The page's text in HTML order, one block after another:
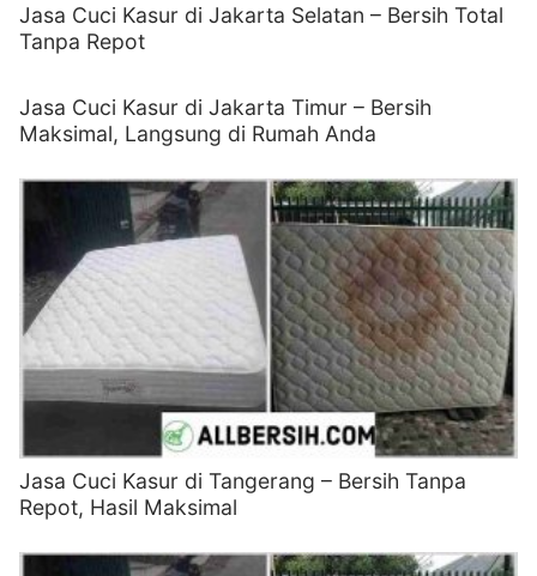
Jasa Cuci Kasur di Jakarta Selatan – Bersih Total
Tanpa Repot
Jasa Cuci Kasur di Jakarta Timur – Bersih
Maksimal, Langsung di Rumah Anda
Jasa Cuci Kasur di Tangerang – Bersih Tanpa
Repot, Hasil Maksimal